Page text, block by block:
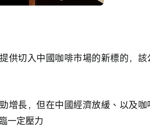
供切入中國咖啡市場的新標的，該
增長，但在中國經濟放緩、以及咖
一定壓力